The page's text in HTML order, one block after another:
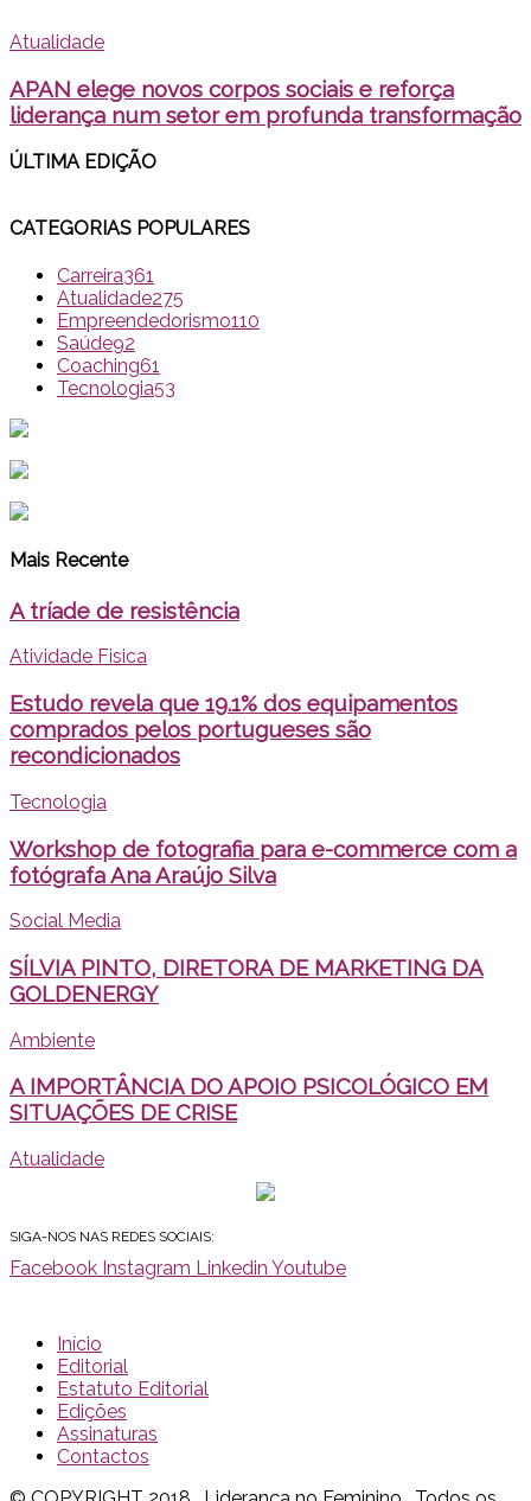
Atualidade
APAN elege novos corpos sociais e reforça
liderança num setor em profunda transformação
ÚLTIMA EDIÇÃO
CATEGORIAS POPULARES
Carreira361
Atualidade275
Empreendedorismo110
Saúde92
Coaching61
Tecnologia53
Mais Recente
A tríade de resistência
Atividade Fisica
Estudo revela que 19.1% dos equipamentos
comprados pelos portugueses são
recondicionados
Tecnologia
Workshop de fotografia para e-commerce com a
fotógrafa Ana Araújo Silva
Social Media
SÍLVIA PINTO, DIRETORA DE MARKETING DA
GOLDENERGY
Ambiente
A IMPORTÂNCIA DO APOIO PSICOLÓGICO EM
SITUAÇÕES DE CRISE
Atualidade
SIGA-NOS NAS REDES SOCIAIS:
Facebook Instagram Linkedin Youtube
Início
Editorial
Estatuto Editorial
Edições
Assinaturas
Contactos